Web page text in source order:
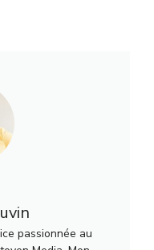
passionnée au